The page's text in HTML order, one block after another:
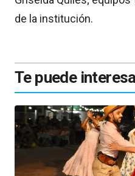
de la institución.
Te puede